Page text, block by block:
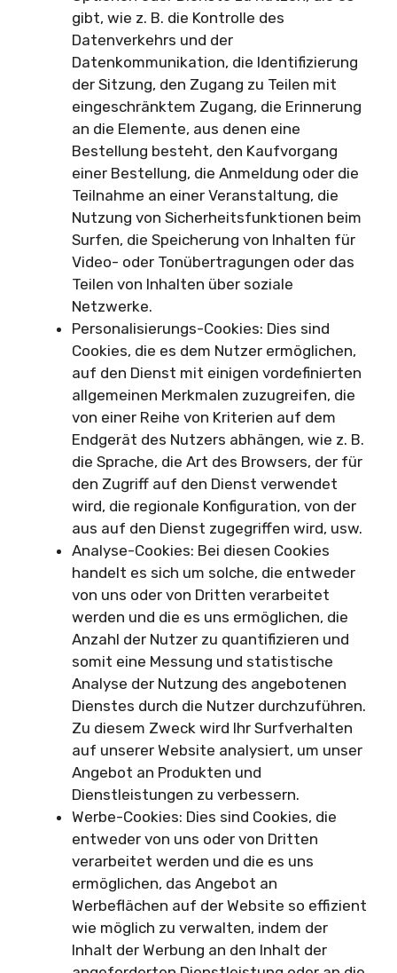
gibt, wie z. B. die Kontrolle des
Datenverkehrs und der
Datenkommunikation, die Identifizierung
der Sitzung, den Zugang zu Teilen mit
eingeschränktem Zugang, die Erinnerung
an die Elemente, aus denen eine
Bestellung besteht, den Kaufvorgang
einer Bestellung, die Anmeldung oder die
Teilnahme an einer Veranstaltung, die
Nutzung von Sicherheitsfunktionen beim
Surfen, die Speicherung von Inhalten für
Video- oder Tonübertragungen oder das
Teilen von Inhalten über soziale
Netzwerke.
Personalisierungs-Cookies: Dies sind
Cookies, die es dem Nutzer ermöglichen,
auf den Dienst mit einigen vordefinierten
allgemeinen Merkmalen zuzugreifen, die
von einer Reihe von Kriterien auf dem
Endgerät des Nutzers abhängen, wie z. B.
die Sprache, die Art des Browsers, der für
den Zugriff auf den Dienst verwendet
wird, die regionale Konfiguration, von der
aus auf den Dienst zugegriffen wird, usw.
Analyse-Cookies: Bei diesen Cookies
handelt es sich um solche, die entweder
von uns oder von Dritten verarbeitet
werden und die es uns ermöglichen, die
Anzahl der Nutzer zu quantifizieren und
somit eine Messung und statistische
Analyse der Nutzung des angebotenen
Dienstes durch die Nutzer durchzuführen.
Zu diesem Zweck wird Ihr Surfverhalten
auf unserer Website analysiert, um unser
Angebot an Produkten und
Dienstleistungen zu verbessern.
Werbe-Cookies: Dies sind Cookies, die
entweder von uns oder von Dritten
verarbeitet werden und die es uns
ermöglichen, das Angebot an
Werbeflächen auf der Website so effizient
wie möglich zu verwalten, indem der
Inhalt der Werbung an den Inhalt der